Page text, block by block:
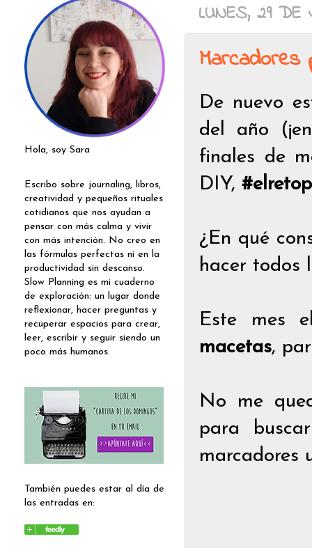
LUNES, 29 DE
De nuevo
del año
finales de
DIY,
¿En qué
hacer todos
Este mes
macetas,
No me
para
marcadores
Hola, soy Sara
Escribo sobre journaling, libros,
creatividad y pequeños rituales
cotidianos que nos ayudan a
pensar con más calma y vivir
con más intención. No creo en
las fórmulas perfectas ni en la
productividad sin descanso.
Slow Planning es mi cuaderno
de exploración: un lugar donde
reflexionar, hacer preguntas y
recuperar espacios para crear,
leer, escribir y seguir siendo un
poco más humanos.
También puedes estar al día de
las entradas en: